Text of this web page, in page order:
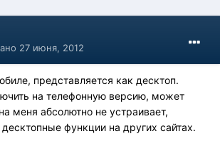
27 июня, 2012
представляется как десктоп.
на телефонную версию, может
меня абсолютно не устраивает,
функции на других сайтах.